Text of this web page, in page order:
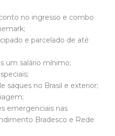
no ingresso e combo
e parcelado de até
um salário mínimo;
saques no Brasil e exterior;
emergenciais nas
Bradesco e Rede